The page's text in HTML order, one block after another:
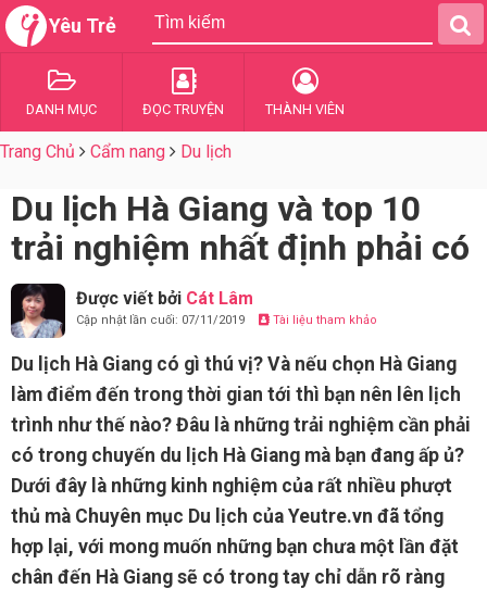
Yêu Trẻ
DANH MỤC ĐỌC TRUYỆN THÀNH VIÊN
Trang Chủ Cẩm nang Du lịch
Du lịch Hà Giang và top 10
trải nghiệm nhất định phải có
Được viết bởi Cát Lâm
Cập nhật lần cuối: 07/11/2019 Tài liệu tham khảo
Du lịch Hà Giang có gì thú vị? Và nếu chọn Hà Giang
làm điểm đến trong thời gian tới thì bạn nên lên lịch
trình như thế nào? Đâu là những trải nghiệm cần phải
có trong chuyến du lịch Hà Giang mà bạn đang ấp ủ?
Dưới đây là những kinh nghiệm của rất nhiều phượt
thủ mà Chuyên mục Du lịch của Yeutre.vn đã tổng
hợp lại, với mong muốn những bạn chưa một lần đặt
chân đến Hà Giang sẽ có trong tay chỉ dẫn rõ ràng